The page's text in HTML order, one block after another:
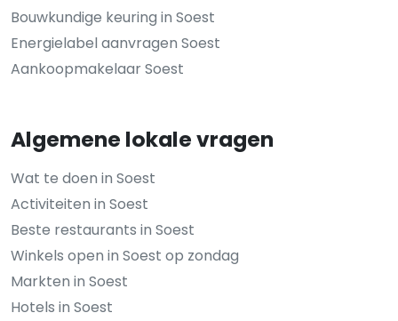
Bouwkundige keuring in Soest
Energielabel aanvragen Soest
Aankoopmakelaar Soest
Algemene lokale vragen
Wat te doen in Soest
Activiteiten in Soest
Beste restaurants in Soest
Winkels open in Soest op zondag
Markten in Soest
Hotels in Soest